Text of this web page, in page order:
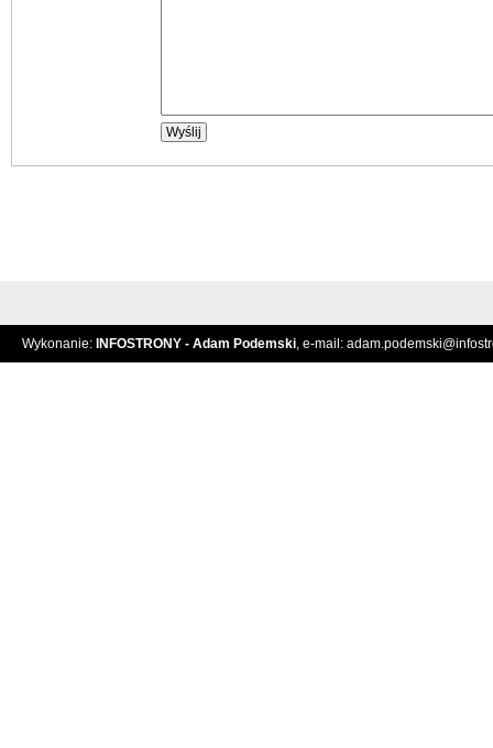
Wykonanie: INFOSTRONY - Adam Podemski, e-mail: